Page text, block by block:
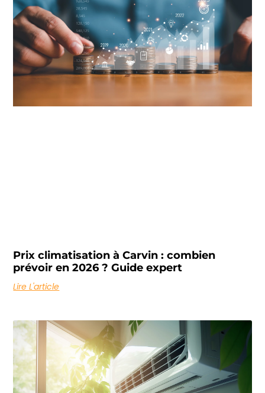
Prix climatisation à Carvin : combien
prévoir en 2026 ? Guide expert
Lire L'article